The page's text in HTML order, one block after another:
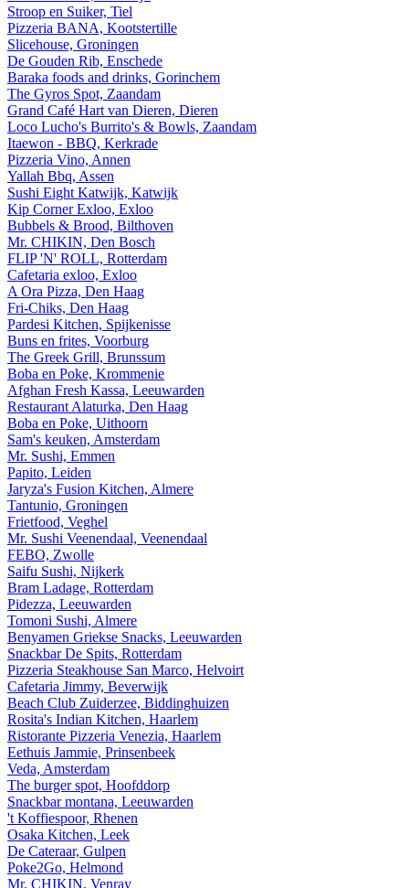
Stroop en Suiker, Tiel
Pizzeria BANA, Kootstertille
Slicehouse, Groningen
De Gouden Rib, Enschede
Baraka foods and drinks, Gorinchem
The Gyros Spot, Zaandam
Grand Café Hart van Dieren, Dieren
Loco Lucho's Burrito's & Bowls, Zaandam
Itaewon - BBQ, Kerkrade
Pizzeria Vino, Annen
Yallah Bbq, Assen
Sushi Eight Katwijk, Katwijk
Kip Corner Exloo, Exloo
Bubbels & Brood, Bilthoven
Mr. CHIKIN, Den Bosch
FLIP 'N' ROLL, Rotterdam
Cafetaria exloo, Exloo
A Ora Pizza, Den Haag
Fri-Chiks, Den Haag
Pardesi Kitchen, Spijkenisse
Buns en frites, Voorburg
The Greek Grill, Brunssum
Boba en Poke, Krommenie
Afghan Fresh Kassa, Leeuwarden
Restaurant Alaturka, Den Haag
Boba en Poke, Uithoorn
Sam's keuken, Amsterdam
Mr. Sushi, Emmen
Papito, Leiden
Jaryza's Fusion Kitchen, Almere
Tantunio, Groningen
Frietfood, Veghel
Mr. Sushi Veenendaal, Veenendaal
FEBO, Zwolle
Saifu Sushi, Nijkerk
Bram Ladage, Rotterdam
Pidezza, Leeuwarden
Tomoni Sushi, Almere
Benyamen Griekse Snacks, Leeuwarden
Snackbar De Spits, Rotterdam
Pizzeria Steakhouse San Marco, Helvoirt
Cafetaria Jimmy, Beverwijk
Beach Club Zuiderzee, Biddinghuizen
Rosita's Indian Kitchen, Haarlem
Ristorante Pizzeria Venezia, Haarlem
Eethuis Jammie, Prinsenbeek
Veda, Amsterdam
The burger spot, Hoofddorp
Snackbar montana, Leeuwarden
't Koffiespoor, Rhenen
Osaka Kitchen, Leek
De Cateraar, Gulpen
Poke2Go, Helmond
Mr. CHIKIN, Venray